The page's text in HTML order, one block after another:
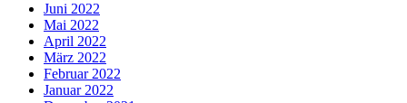
Juni 2022
Mai 2022
April 2022
März 2022
Februar 2022
Januar 2022